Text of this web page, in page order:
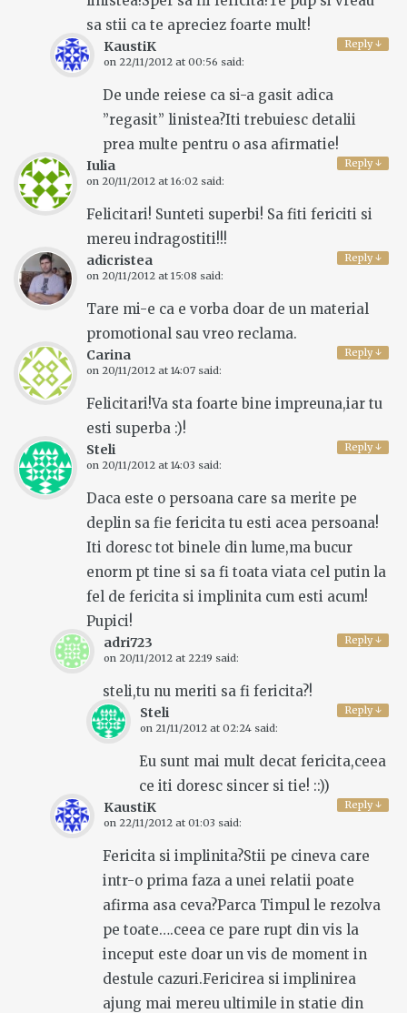
sa stii ca te apreciez foarte mult!
Reply↓
KaustiK
on 22/11/2012 at 00:56 said:
De unde reiese ca si-a gasit adica
”regasit” linistea?Iti trebuiesc detalii
prea multe pentru o asa afirmatie!
Reply↓
Iulia
on 20/11/2012 at 16:02 said:
Felicitari! Sunteti superbi! Sa fiti fericiti si
mereu indragostiti!!!
Reply↓
adicristea
on 20/11/2012 at 15:08 said:
Tare mi-e ca e vorba doar de un material
promotional sau vreo reclama.
Reply↓
Carina
on 20/11/2012 at 14:07 said:
Felicitari!Va sta foarte bine impreuna,iar tu
esti superba :)!
Reply↓
Steli
on 20/11/2012 at 14:03 said:
Daca este o persoana care sa merite pe
deplin sa fie fericita tu esti acea persoana!
Iti doresc tot binele din lume,ma bucur
enorm pt tine si sa fi toata viata cel putin la
fel de fericita si implinita cum esti acum!
Pupici!
Reply↓
adri723
on 20/11/2012 at 22:19 said:
steli,tu nu meriti sa fi fericita?!
Reply↓
Steli
on 21/11/2012 at 02:24 said:
Eu sunt mai mult decat fericita,ceea
ce iti doresc sincer si tie! ::))
Reply↓
KaustiK
on 22/11/2012 at 01:03 said:
Fericita si implinita?Stii pe cineva care
intr-o prima faza a unei relatii poate
afirma asa ceva?Parca Timpul le rezolva
pe toate….ceea ce pare rupt din vis la
inceput este doar un vis de moment in
destule cazuri.Fericirea si implinirea
ajung mai mereu ultimile in statie din